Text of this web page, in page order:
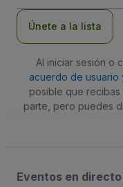
Únete a la lista
Al iniciar sesión o
acuerdo de usuario
posible que recibas
parte, pero puedes
Eventos en